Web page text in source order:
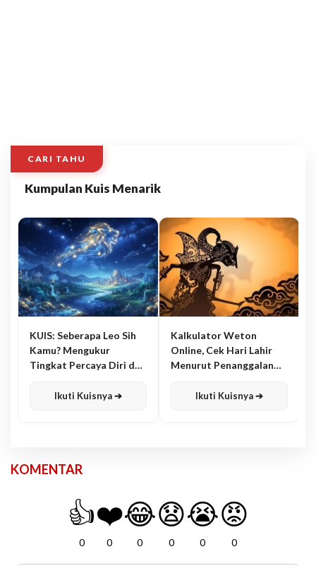
CARI TAHU
Kumpulan Kuis Menarik
KUIS: Seberapa Leo Sih
Kamu? Mengukur
Tingkat Percaya Diri dan
Ikuti Kuisnya ➔
Kalkulator Weton
Online, Cek Hari Lahir
Menurut Penanggalan
Ikuti Kuisnya ➔
KOMENTAR
👍
0
❤️
0
😂
0
😧
0
😭
0
😡
0